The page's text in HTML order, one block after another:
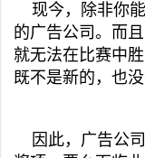
现今，除非你
的广告公司。而
就无法在比赛中
既不是新的，也没
因此，广告公